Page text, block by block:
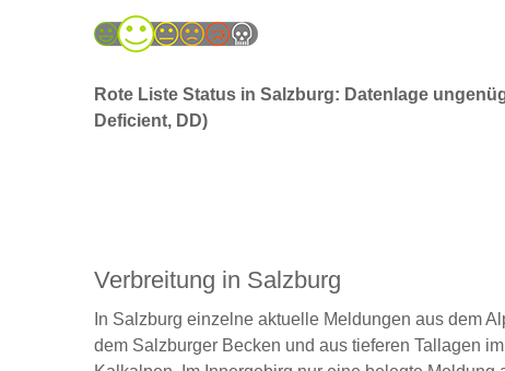
Rote Liste Status in Salzburg: Datenlage
Deficient, DD)
Verbreitung in Salzburg
In Salzburg einzelne aktuelle Meldungen aus dem
dem Salzburger Becken und aus tieferen Tallagen